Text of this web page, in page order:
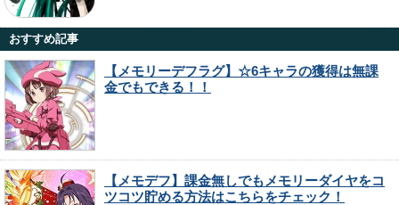
おすすめ記事
【メモリーデフラグ】☆6キャラの獲得は無課
金でもできる！！
【メモデフ】課金無しでもメモリーダイヤをコ
ツコツ貯める方法はこちらをチェック！